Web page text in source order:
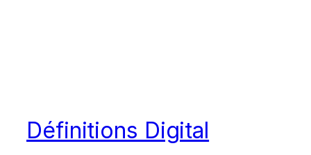
Définitions Digital